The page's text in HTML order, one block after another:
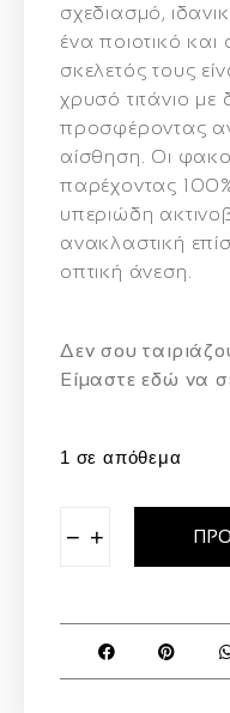
σχεδιασμό,
έναποιοτικό και
σκελετόςτους
χρυσό τιτάνιο με
προσφέροντας
αίσθηση.
Οι
παρέχοντας
υπεριώδη
ανακλαστική
οπτική άνεση.
Δεν σου
Eίμαστε εδώ να
1 σε απόθεμα
− +